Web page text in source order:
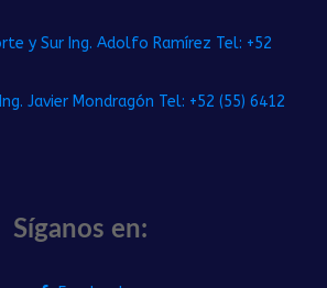
y Sur Ing. Adolfo Ramírez Tel: +52
Javier Mondragón Tel: +52 (55) 6412
Síganos en: